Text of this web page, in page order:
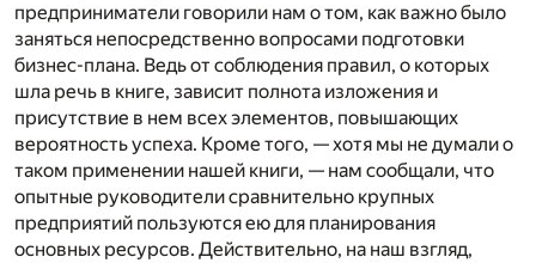
предприниматели говорили нам о том, как важно было
заняться непосредственно вопросами подготовки
бизнес-плана. Ведь от соблюдения правил, о которых
шла речь в книге, зависит полнота изложения и
присутствие в нем всех элементов, повышающих
вероятность успеха. Кроме того, — хотя мы не думали о
таком применении нашей книги, — нам сообщали, что
опытные руководители сравнительно крупных
предприятий пользуются ею для планирования
основных ресурсов. Действительно, на наш взгляд,